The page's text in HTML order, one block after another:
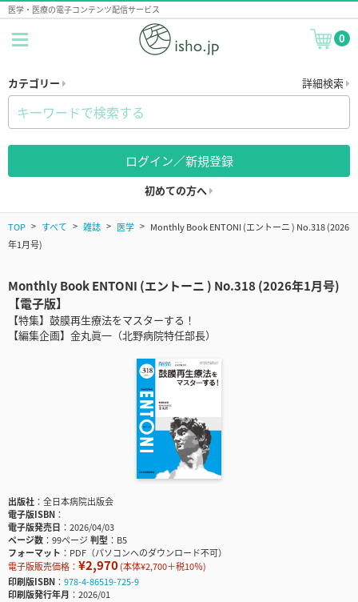
医学・医療の電子コンテンツ配信サービス
0
カテゴリー 詳細検索
ログイン／新規登録
初めての方へ
TOP すべて 雑誌 医学
Monthly Book ENTONI (エントーニ ) No.318 (2026
年1月号)
Monthly Book ENTONI (エントーニ ) No.318 (2026年1月号)
【電子版】
【特集】鼓膜再生療法をマスターする！
【編集企画】金丸眞一（北野病院特任部長）
出版社
全日本病院出版会
電子版ISBN
電子版発売日
2026/04/03
ページ数
99ページ判型
B5
フォーマット
PDF（パソコンへのダウンロード不可）
電子版販売価格： ¥2,970(本体¥2,700＋税10％)
印刷版ISBN
978-4-86519-725-9
印刷版発行年月
2026/01